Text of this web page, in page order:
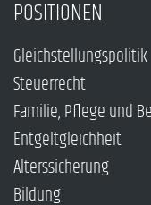
POSITIONEN
Gleichstellungspolitik
Steuerrecht
Familie, Pflege und
Entgeltgleichheit
Alterssicherung
Bildung